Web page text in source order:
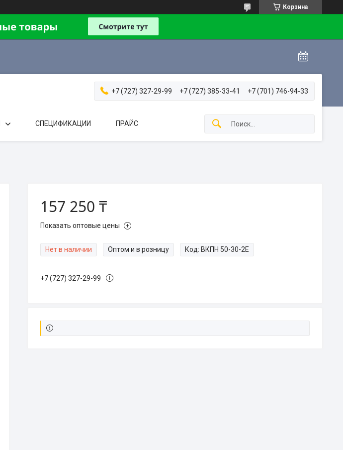
Корзина
+7 (727) 327-29-99 +7 (727) 385-33-41 +7 (701) 746-94-33
СПЕЦИФИКАЦИИ ПРАЙС
157 250 ₸
Показать оптовые цены
Нет в наличии Оптом и в розницу Код: ВКПН 50-30-2Е
+7 (727) 327-29-99